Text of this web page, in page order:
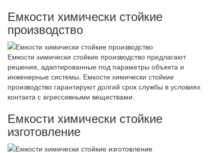
Емкости химически стойкие
производство
Емкости химически стойкие производство предлагают
решения, адаптированные под параметры объекта и
инженерные системы. Емкости химически стойкие
производство гарантируют долгий срок службы в условиях
контакта с агрессивными веществами.
Емкости химически стойкие
изготовление